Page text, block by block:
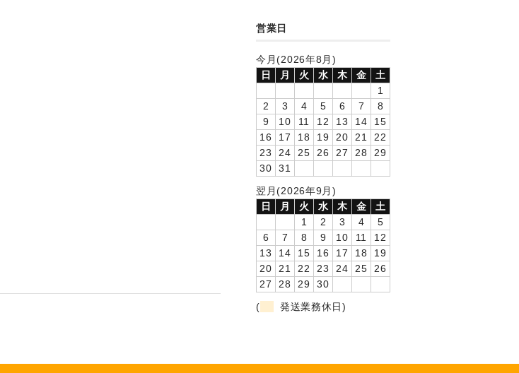
営業日
今月(2026年8月)
日
月 火 水 木 金
土
1
2
3 4 5 6 7
8
9
10 11 12 13 14
15
16
17 18 19 20 21
22
23
24 25 26 27 28
29
30
31
翌月(2026年9月)
日
月 火 水 木 金
土
1
2 3 4
5
6
7 8 9 10 11
12
13
14 15 16 17 18
19
20
21 22 23 24 25
26
27
28 29
30
(
発送業務休日)